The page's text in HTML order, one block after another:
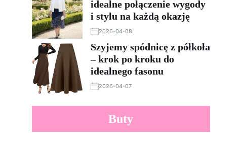
idealne połączenie wygody
i stylu na każdą okazję
2026-04-08
Szyjemy spódnicę z półkoła
– krok po kroku do
idealnego fasonu
2026-04-07
Buty